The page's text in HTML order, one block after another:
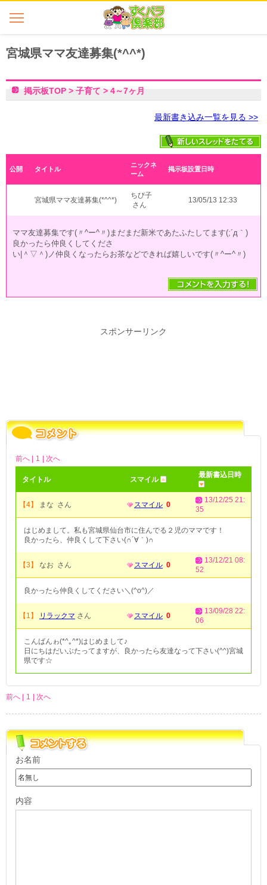
宮城県ママ友達募集(*^^*)
最新書き込み一覧を見る >>
掲示板TOP > 子育て > 4～7ヶ月
公開 タイトル
ニックネ
ーム
掲示板設置日時
宮城県ママ友達募集(*^^*)
ちび子
さん
13/05/13 12:33
ママ友達募集です(〃^ー^〃)まだまだ新米であたふたしてます(;´д｀)
良かったら仲良くしてくださ
い|＾▽＾)ノ仲良くなったらお茶などできれば嬉しいです(〃^ー^〃)
スポンサーリンク
前へ | 1 | 次へ
タイトル スマイル
最新書込日時
【4】 まな さん スマイル 0
13/12/25 21:
35
はじめまして。私も宮城県仙台市に住んでる２児のママです！
良かったら、仲良くして下さい(∩´∀｀)∩
【3】 なお さん スマイル 0
13/12/21 08:
52
良かったら仲良くしてください＼(^o^)／
【1】 リラックマ さん スマイル 0
13/09/28 22:
06
こんばんゎ(*^｡^*)はじめまして♪
日にちはだいぶたってますが、良かったら友達なって下さい(^^)宮城
県です☆
前へ | 1 | 次へ
お名前
内容